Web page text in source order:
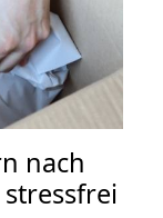
nach